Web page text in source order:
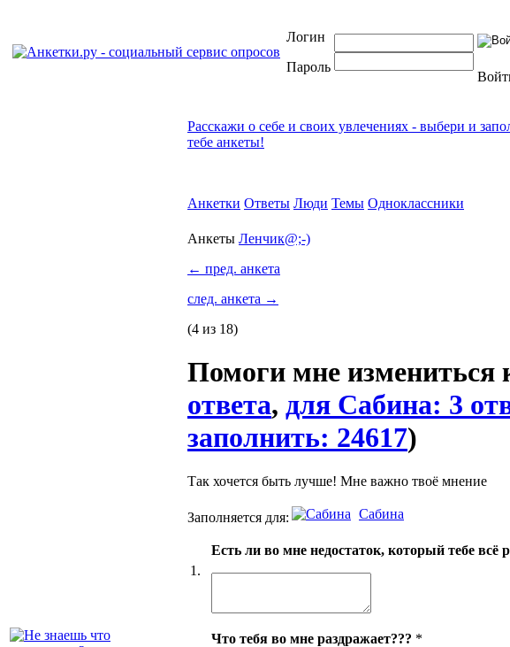
Логин
Пароль
Расскажи о себе и своих увлечениях - выбери и
тебе анкеты!
Анкетки Ответы Люди Темы Одноклассники
Анкеты Ленчик@;-)
← пред. анкета
след. анкета →
(4 из 18)
Помоги мне измениться
ответа, для Сабина: 3
заполнить: 24617)
Так хочется быть лучше! Мне важно твоё мнение
Заполняется для: Сабина
1.
Есть ли во мне недостаток, который тебе всё
Что тебя во мне раздражает??? *